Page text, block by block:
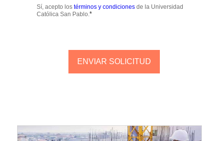
Sí, acepto los términos y condicionesde la Universidad
Católica San Pablo.*